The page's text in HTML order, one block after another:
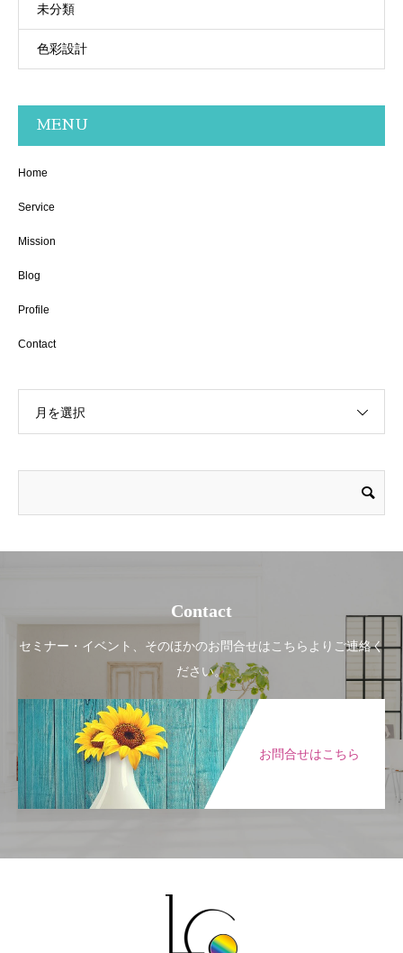
未分類
色彩設計
MENU
Home
Service
Mission
Blog
Profile
Contact
月を選択
Contact
セミナー・イベント、そのほかのお問合せはこちらよりご連絡く
ださい。
お問合せはこちら